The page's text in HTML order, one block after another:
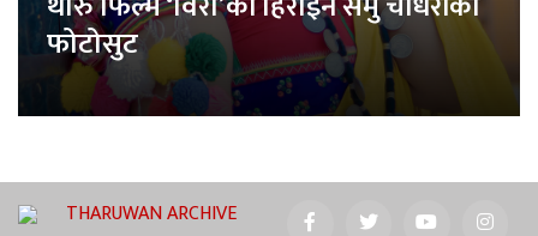
फोटोसुट
THARUWAN ARCHIVE